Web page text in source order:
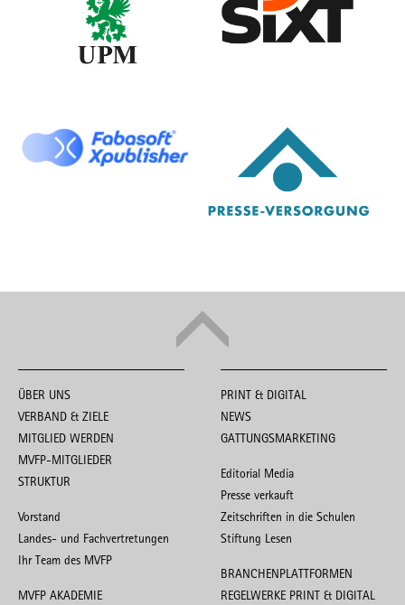
ÜBER UNS
VERBAND & ZIELE
MITGLIED WERDEN
MVFP-MITGLIEDER
STRUKTUR
Vorstand
Landes- und Fachvertretungen
Ihr Team des MVFP
MVFP AKADEMIE
PRINT & DIGITAL
NEWS
GATTUNGSMARKETING
Editorial Media
Presse verkauft
Zeitschriften in die Schulen
Stiftung Lesen
BRANCHENPLATTFORMEN
REGELWERKE PRINT & DIGITAL